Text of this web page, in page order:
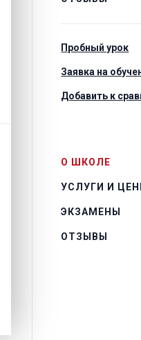
Пробный урок
Заявка на
Добавить к
О ШКОЛЕ
УСЛУГИ И
ЭКЗАМЕНЫ
ОТЗЫВЫ